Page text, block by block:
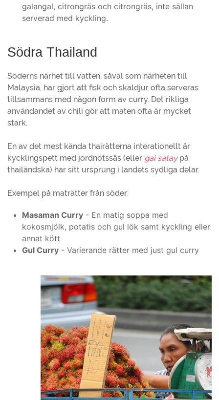
galangal, citrongräs och citrongräs, inte sällan
serverad med kyckling.
Södra Thailand
Söderns närhet till vatten, såväl som närheten till
Malaysia, har gjort att fisk och skaldjur ofta serveras
tillsammans med någon form av curry. Det rikliga
användandet av chili gör att maten ofta är mycket
stark.
En av det mest kända thairätterna interationellt är
kycklingspett med jordnötssås (eller gai sataypå
thailändska) har sitt ursprung i landets sydliga delar.
Exempel på maträtter från söder:
Masaman Curry - En matig soppa med
kokosmjölk, potatis och gul lök samt kyckling eller
annat kött
Gul Curry - Varierande rätter med just gul curry